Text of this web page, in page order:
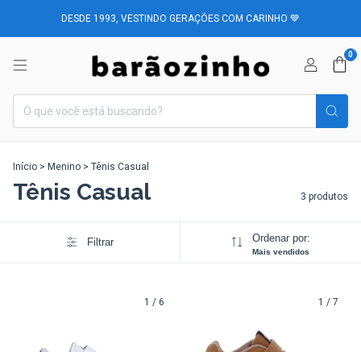
DESDE 1993, VESTINDO GERAÇÕES COM CARINHO 💙
0
Início > Menino > Tênis Casual
Tênis Casual 3 produtos
Filtrar Ordenar por:
Mais vendidos
1 / 6 1 / 7